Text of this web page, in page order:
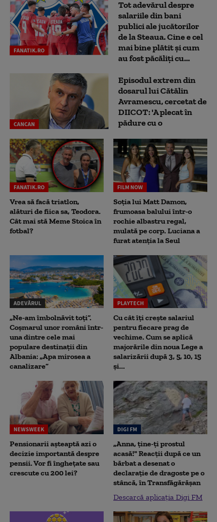
FANATIK.RO
Tot adevărul despre
salariile din bani
publici ale jucătorilor
de la Steaua. Cine e cel
mai bine plătit și cum
au fost păcăliți cu...
CANCAN
Episodul extrem din
dosarul lui Cătălin
Avramescu, cercetat de
DIICOT: 'A plecat în
pădure cu o
FANATIK.RO
Vrea să facă triatlon,
alături de fiica sa, Teodora.
Cât mai stă Meme Stoica în
fotbal?
FILM NOW
Soția lui Matt Damon,
frumoasa balului într-o
rochie albastru regal,
mulată pe corp. Luciana a
furat atenția la Seul
ADEVĂRUL
„Ne-am îmbolnăvit toți”.
Coșmarul unor români într-
una dintre cele mai
populare destinații din
Albania: „Apa mirosea a
canalizare”
PLAYTECH
Cu cât îți crește salariul
pentru fiecare prag de
vechime. Cum se aplică
majorările din noua Lege a
salarizării după 3, 5, 10, 15
și...
NEWSWEEK
Pensionarii așteaptă azi o
decizie importantă despre
pensii. Vor fi înghețate sau
crescute cu 200 lei?
DIGI FM
„Anna, ţine-ţi prostul
acasă!" Reacţii după ce un
bărbat a desenat o
declaraţie de dragoste pe o
stâncă, în Transfăgărăşan
Descarcă aplicația Digi FM